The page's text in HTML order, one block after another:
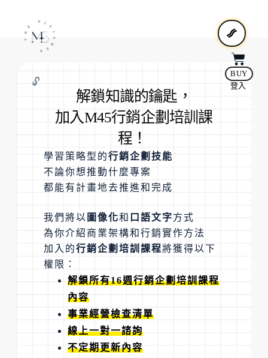
BUY
登入
🔓
解鎖知識的鑰匙，
加入M45行銷企劃培訓課
程！
學習策略型的行銷企劃技能
不論你想推動什麼專案
都能有計畫地去推進和完成
我們將以 圖像化和 口語文字方式
為你介紹商業架構和行銷實作方法
加入的行銷企劃培訓課程將獲得以下
權限：
解鎖所有16週行銷企劃培訓課程
內容
事業經營檢查清單
線上一對一諮詢
不定期更新內容